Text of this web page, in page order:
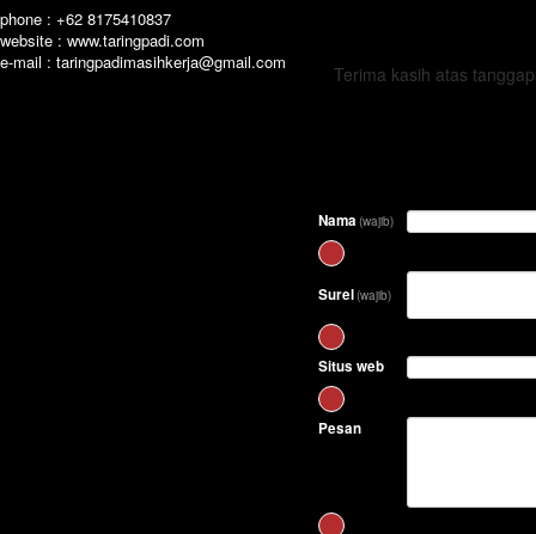
phone : +62 8175410837
website : www.taringpadi.com
e-mail : taringpadimasihkerja@gmail.com Terima kasih atas
Nama (wajib)
Surel(wajib)
Situs web
Pesan